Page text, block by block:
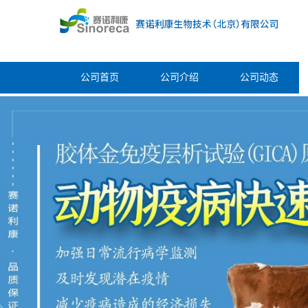
公司首页 公司介绍 公司动态